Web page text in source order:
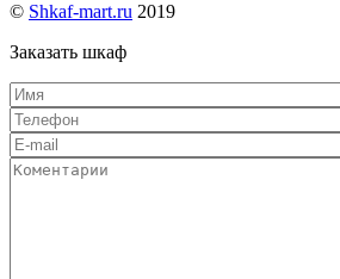
© Shkaf-mart.ru 2019
Заказать шкаф